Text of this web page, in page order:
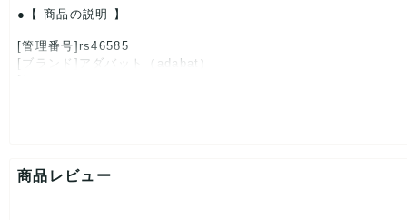
【 商品の説明 】
[管理番号]rs46585
[ブランド]アダバット（adabat）
肩幅：約35cm
着丈：約60cm
商品レビュー